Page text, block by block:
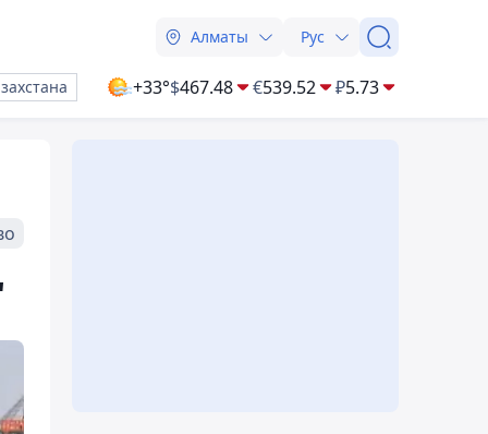
Алматы Рус
+33°$467.48 €539.52 ₽5.73